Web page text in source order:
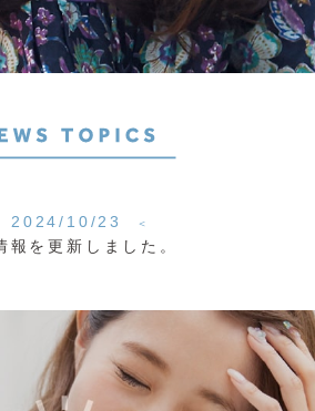
2024/10/23
報を更新しました。